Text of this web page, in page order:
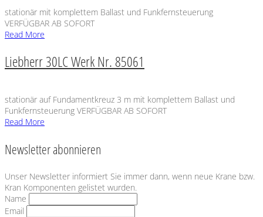
stationär mit komplettem Ballast und Funkfernsteuerung
VERFÜGBAR AB SOFORT
Read More
Liebherr 30LC Werk Nr. 85061
stationär auf Fundamentkreuz 3 m mit komplettem Ballast und
Funkfernsteuerung VERFÜGBAR AB SOFORT
Read More
Newsletter abonnieren
Unser Newsletter informiert Sie immer dann, wenn neue Krane bzw.
Kran Komponenten gelistet wurden.
Name
Email